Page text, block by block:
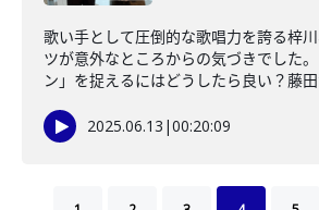
歌い手として圧倒的な歌唱力を誇る梓
ツが意外なところからの気づきでした
ン」を捉えるにはどうしたら良い？藤田
2025.06.13 |00:20:09